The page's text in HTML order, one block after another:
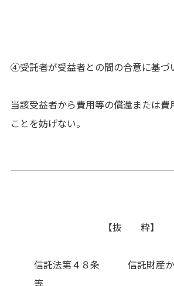
④受託者が受益者との間の合意に基づ
当該受益者から費用等の償還または費
ことを妨げない。
【抜 粋】
信託法第４８条 信託財産か
等